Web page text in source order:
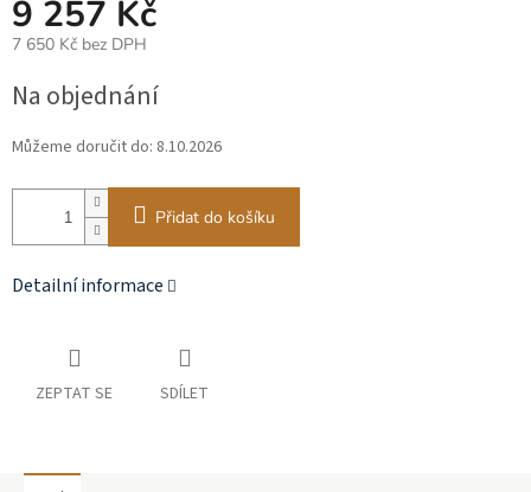
9 257 Kč
7 650 Kč bez DPH
cena:
Na objednání
Můžeme doručit do: 8.10.2026
Přidat do košíku
Detailní informace
ZEPTAT SE SDÍLET